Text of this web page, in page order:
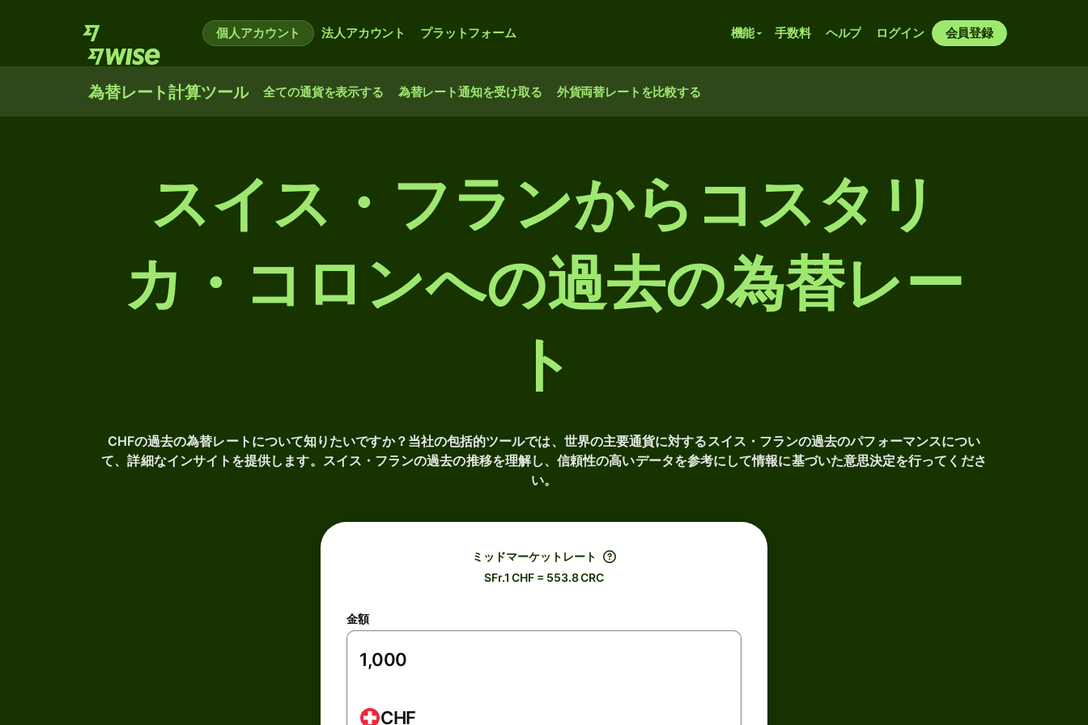
個人アカウント 法人アカウント プラットフォーム 機能 手数料 ヘルプ ログイン 会員登録
為替レート計算ツール 全ての通貨を表示する 為替レート通知を受け取る 外貨両替レートを比較する
スイス・フランからコスタリ
カ・コロンへの過去の為替レー
ト
CHFの過去の為替レートについて知りたいですか？当社の包括的ツールでは、世界の主要通貨に対するスイス・フランの過去のパフォーマンスについ
て、詳細なインサイトを提供します。スイス・フランの過去の推移を理解し、信頼性の高いデータを参考にして情報に基づいた意思決定を行ってくださ
い。
ミッドマーケットレート
SFr.1 CHF = 553.8 CRC
金額
CHF